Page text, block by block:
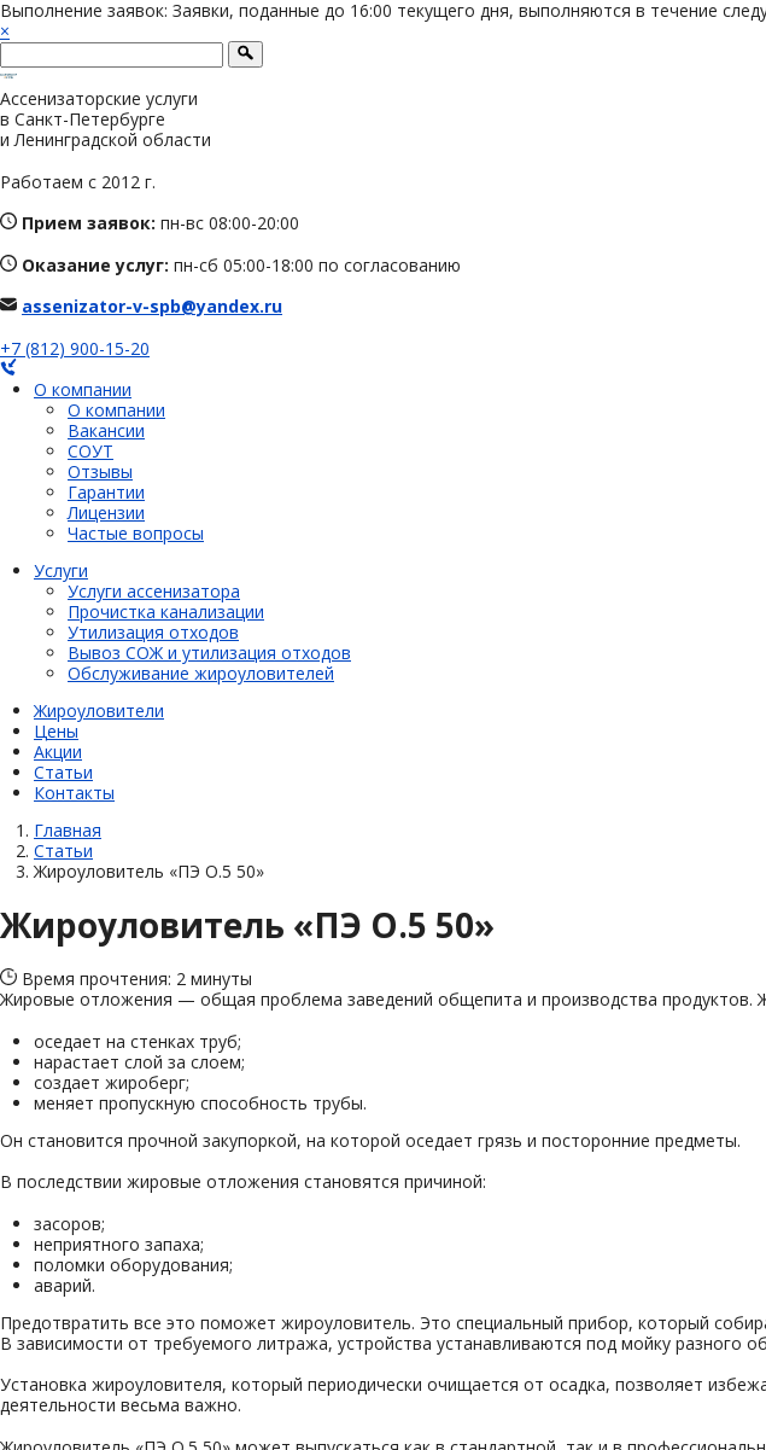
Выполнение заявок: Заявки, поданные до 16:00 текущего дня, выполняются в течение
×
Ассенизаторские услуги
в Санкт-Петербурге
и Ленинградской области
Работаем с 2012 г.
Прием заявок: пн-вс 08:00-20:00
Оказание услуг: пн-сб 05:00-18:00 по согласованию
assenizator-v-spb@yandex.ru
+7 (812) 900-15-20
О компании
О компании
Вакансии
СОУТ
Отзывы
Гарантии
Лицензии
Частые вопросы
Услуги
Услуги ассенизатора
Прочистка канализации
Утилизация отходов
Вывоз СОЖ и утилизация отходов
Обслуживание жироуловителей
Жироуловители
Цены
Акции
Статьи
Контакты
Главная
Статьи
Жироуловитель «ПЭ О.5 50»
Жироуловитель «ПЭ О.5 50»
Время прочтения: 2 минуты
Жировые отложения — общая проблема заведений общепита и производства продуктов.
оседает на стенках труб;
нарастает слой за слоем;
создает жироберг;
меняет пропускную способность трубы.
Он становится прочной закупоркой, на которой оседает грязь и посторонние предметы.
В последствии жировые отложения становятся причиной:
засоров;
неприятного запаха;
поломки оборудования;
аварий.
Предотвратить все это поможет жироуловитель. Это специальный прибор, который
В зависимости от требуемого литража, устройства устанавливаются под мойку
Установка жироуловителя, который периодически очищается от осадка, позволяет
деятельности весьма важно.